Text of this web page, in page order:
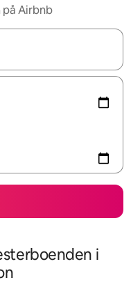
Airbnb
du navigera med upp- och
i